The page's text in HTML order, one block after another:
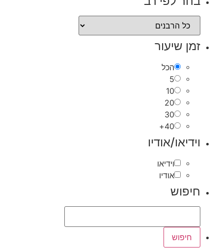
זמן שיעור
הכל
5
10
20
30
40+
וידיאו/אודיו
וידיאו
אודיו
חיפוש